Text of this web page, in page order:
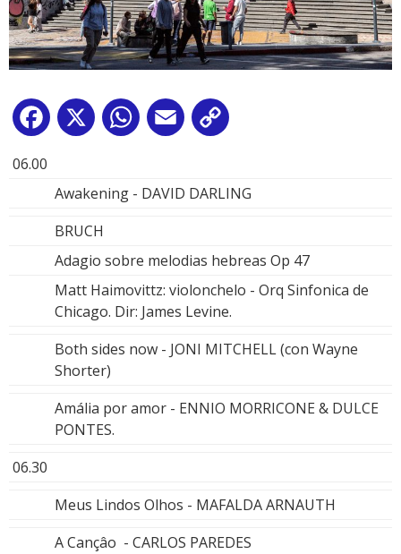
Facebook
X WhatsApp
Email
06.00
Awakening - DAVID DARLING
BRUCH
Adagio sobre melodias hebreas Op 47
Matt Haimovittz: violonchelo - Orq Sinfonica de
Chicago. Dir: James Levine.
Both sides now - JONI MITCHELL (con Wayne
Shorter)
Amália por amor - ENNIO MORRICONE & DULCE
PONTES.
06.30
Meus Lindos Olhos - MAFALDA ARNAUTH
A Cançâo - CARLOS PAREDES